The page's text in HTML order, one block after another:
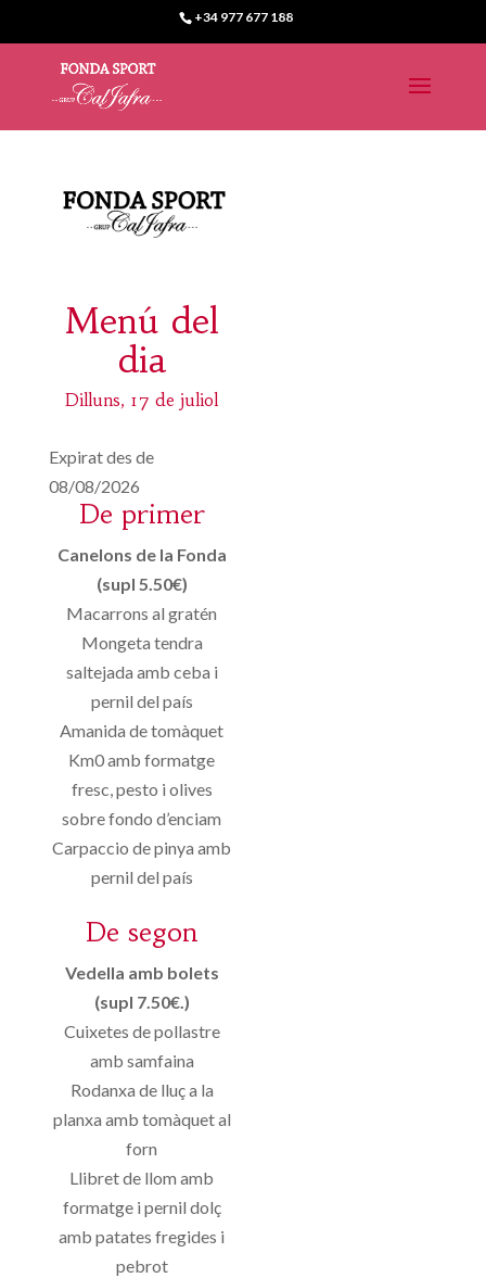
+34 977 677 188
Menú del
dia
Dilluns, 17 de juliol
Expirat des de
08/08/2026
De primer
Canelons de la Fonda
(supl 5.50€)
Macarrons al gratén
Mongeta tendra
saltejada amb ceba i
pernil del país
Amanida de tomàquet
Km0 amb formatge
fresc, pesto i olives
sobre fondo d’enciam
Carpaccio de pinya amb
pernil del país
De segon
Vedella amb bolets
(supl 7.50€.)
Cuixetes de pollastre
amb samfaina
Rodanxa de lluç a la
planxa amb tomàquet al
forn
Llibret de llom amb
formatge i pernil dolç
amb patates fregides i
pebrot